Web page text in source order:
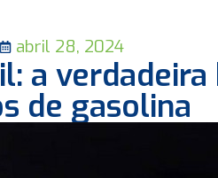
abril 28, 2024
a
de gasolina